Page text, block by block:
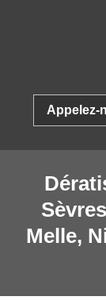
Appelez-
Melle,